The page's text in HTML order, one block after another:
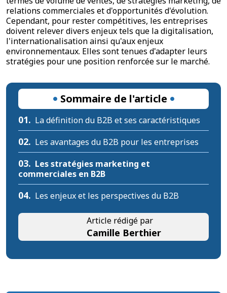
relations commerciales et d'opportunités d'évolution.
Cependant, pour rester compétitives, les entreprises
doivent relever divers enjeux tels que la digitalisation,
l'internationalisation ainsi qu'aux enjeux
environnementaux. Elles sont tenues d'adapter leurs
stratégies pour une position renforcée sur le marché.
Sommaire de l'article
01. La définition du B2B et ses caractéristiques
02. Les avantages du B2B pour les entreprises
03. Les stratégies marketing et
commerciales en B2B
04. Les enjeux et les perspectives du B2B
Article rédigé par
Camille Berthier